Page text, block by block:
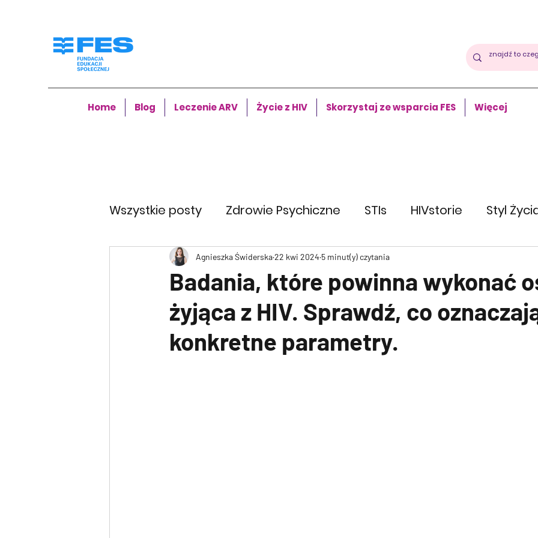
Home Blog Leczenie ARV Życie z HIV Skorzystaj ze wsparcia FES Więcej
Wszystkie posty Zdrowie Psychiczne STIs HIVstorie Styl
Badania, które powinna wykonać
żyjąca z HIV. Sprawdź, co
konkretne parametry.
Agnieszka Świderska22 kwi 2024 5 minut(y) czytania